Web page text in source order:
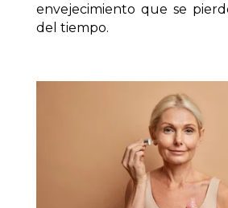
envejecimiento que se
del tiempo.